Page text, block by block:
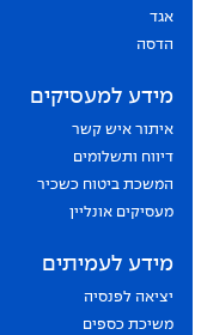
אגד
הדסה
מידע למעסיקים
איתור איש קשר
דיווח ותשלומים
המשכת ביטוח כשכיר
מעסיקים אונליין
מידע לעמיתים
יציאה לפנסיה
משיכת כספים